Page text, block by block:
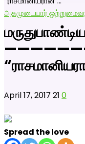
அகமுடையார் ஒற்றுமை
April 17, 2017 21 0
Spread the love